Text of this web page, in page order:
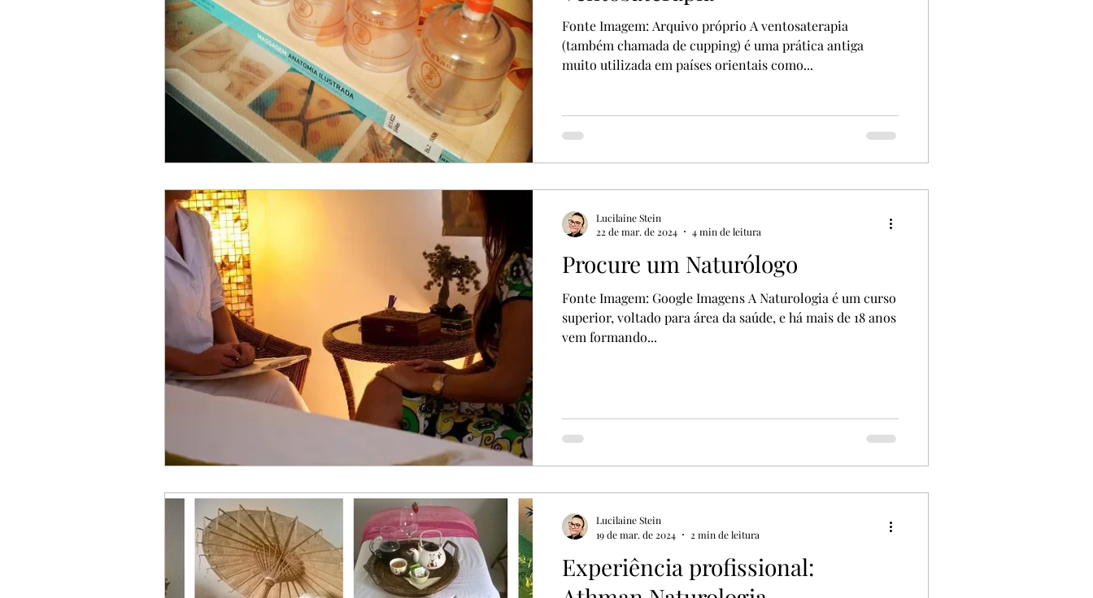
Fonte Imagem: Arquivo próprio A ventosaterapia
(também chamada de cupping) é uma prática antiga
muito utilizada em países orientais como...
Procure um Naturólogo
Fonte Imagem: Google Imagens A Naturologia é um curso
superior, voltado para área da saúde, e há mais de 18 anos
vem formando...
Lucilaine Stein
22 de mar. de 2024
4 min de leitura
Experiência profissional:
Lucilaine Stein
19 de mar. de 2024
2 min de leitura